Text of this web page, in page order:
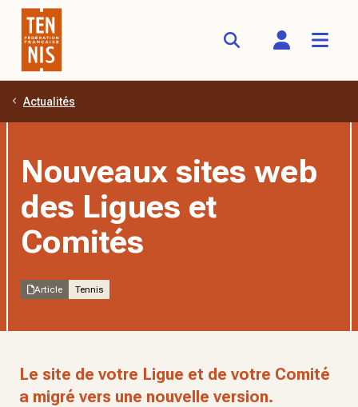
Aller au contenu principal
Actualités
Nouveaux sites web
des Ligues et
Comités
Article Tennis
Le site de votre Ligue et de votre Comité
a migré vers une nouvelle version.